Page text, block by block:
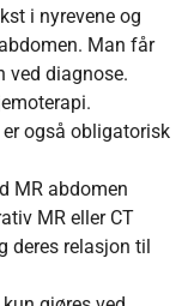
i nyrevene og
Man får
ved diagnose.
også obligatorisk
MR abdomen
MR eller CT
deres relasjon til